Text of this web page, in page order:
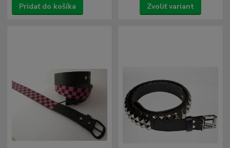
Pridať do košíka Zvoliť variant